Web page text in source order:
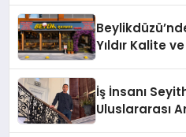
Yıldır Kalite
İş İnsanı
Uluslararası